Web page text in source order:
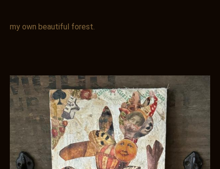
my own beautiful forest.